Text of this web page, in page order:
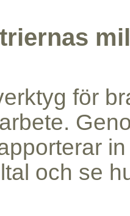
för
och se